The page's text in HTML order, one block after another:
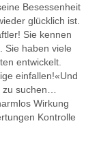
Besessenheit
glücklich ist.
Sie kennen
Sie haben viele
entwickelt.
einfallen!«Und
suchen…
Wirkung
Kontrolle